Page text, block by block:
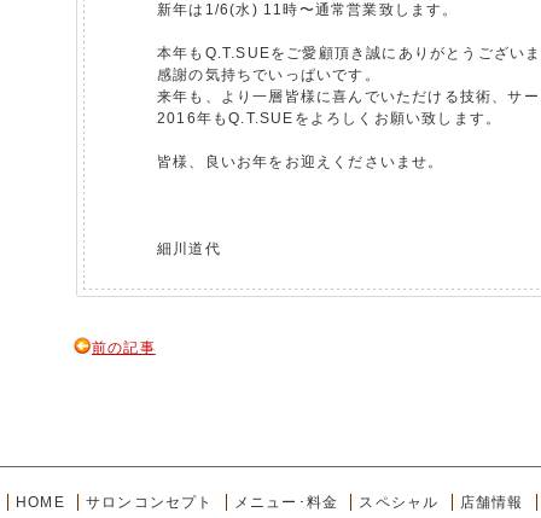
新年は1/6(水) 11時〜通常営業致します。
本年もQ.T.SUEをご愛顧頂き誠にありがとうござい
感謝の気持ちでいっぱいです。
来年も、より一層皆様に喜んでいただける技術、サ
2016年もQ.T.SUEをよろしくお願い致します。
皆様、良いお年をお迎えくださいませ。
細川道代
前の記事
HOME サロンコンセプト メニュー･料金 スペシャル
店舗情報